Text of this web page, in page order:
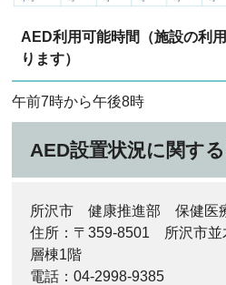
AED利用可能時間（施設の利
ります）
午前7時から午後8時
AED設置状況に関す
所沢市 健康推進部 保健医
住所：〒359-8501 所沢市
層棟1階
電話：04-2998-9385